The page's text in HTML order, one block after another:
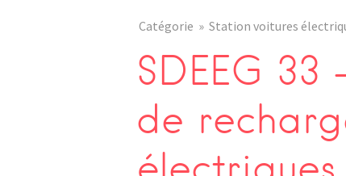
Catégorie Station voitures
SDEEG
de